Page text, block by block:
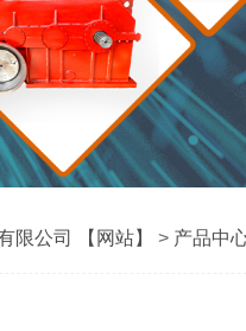
限公司 【网站】 > 产品中